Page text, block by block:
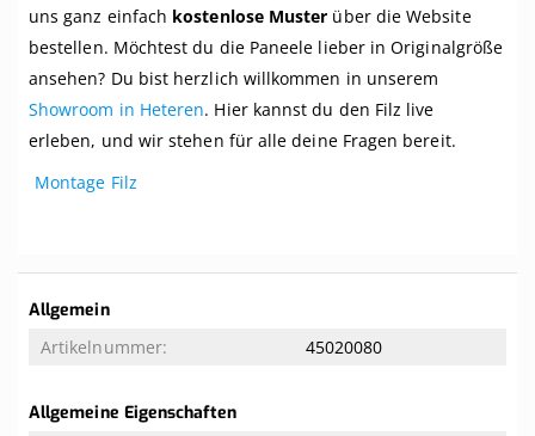
uns ganz einfach kostenlose Muster über die Website
bestellen. Möchtest du die Paneele lieber in Originalgröße
ansehen? Du bist herzlich willkommen in unserem
Showroom in Heteren. Hier kannst du den Filz live
erleben, und wir stehen für alle deine Fragen bereit.
Montage Filz
Weitere
Informationen
Allgemein
45020080
Allgemeine Eigenschaften